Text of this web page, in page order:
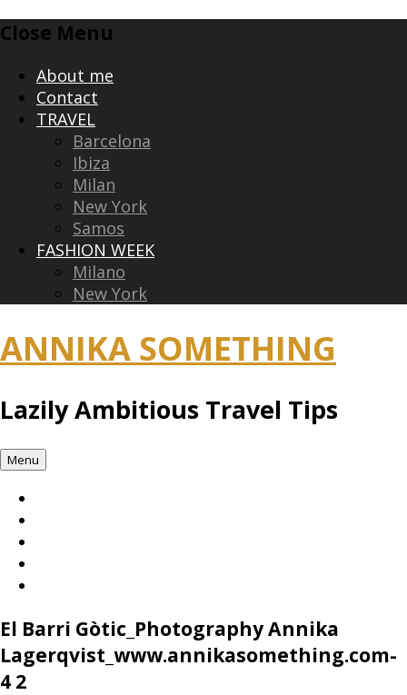
Skip
content
Close Menu
About me
Contact
TRAVEL
Barcelona
Ibiza
Milan
New York
Samos
FASHION WEEK
Milano
New York
ANNIKA SOMETHING
Lazily Ambitious Travel Tips
Menu
El Barri Gòtic_Photography Annika
Lagerqvist_www.annikasomething.com-
4 2